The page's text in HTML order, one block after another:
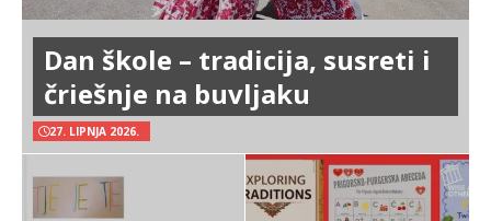
Dan škole – tradicija, susreti i
čriešnje na buvljaku
27. LIPNJA 2026.